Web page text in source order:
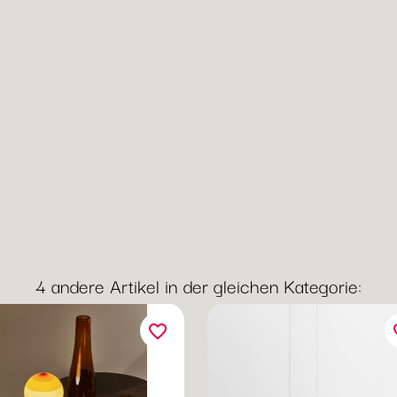
4 andere Artikel in der gleichen Kategorie:
favorite_border